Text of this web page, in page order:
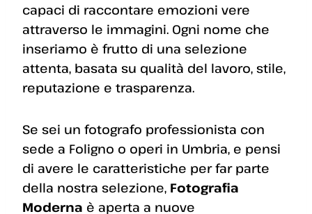
capaci di raccontare emozioni vere
attraverso le immagini. Ogni nome che
inseriamo è frutto di una selezione
attenta, basata su qualità del lavoro, stile,
reputazione e trasparenza.
Se sei un fotografo professionista con
sede a Foligno o operi in Umbria, e pensi
di avere le caratteristiche per far parte
della nostra selezione, Fotografia
Moderna è aperta a nuove